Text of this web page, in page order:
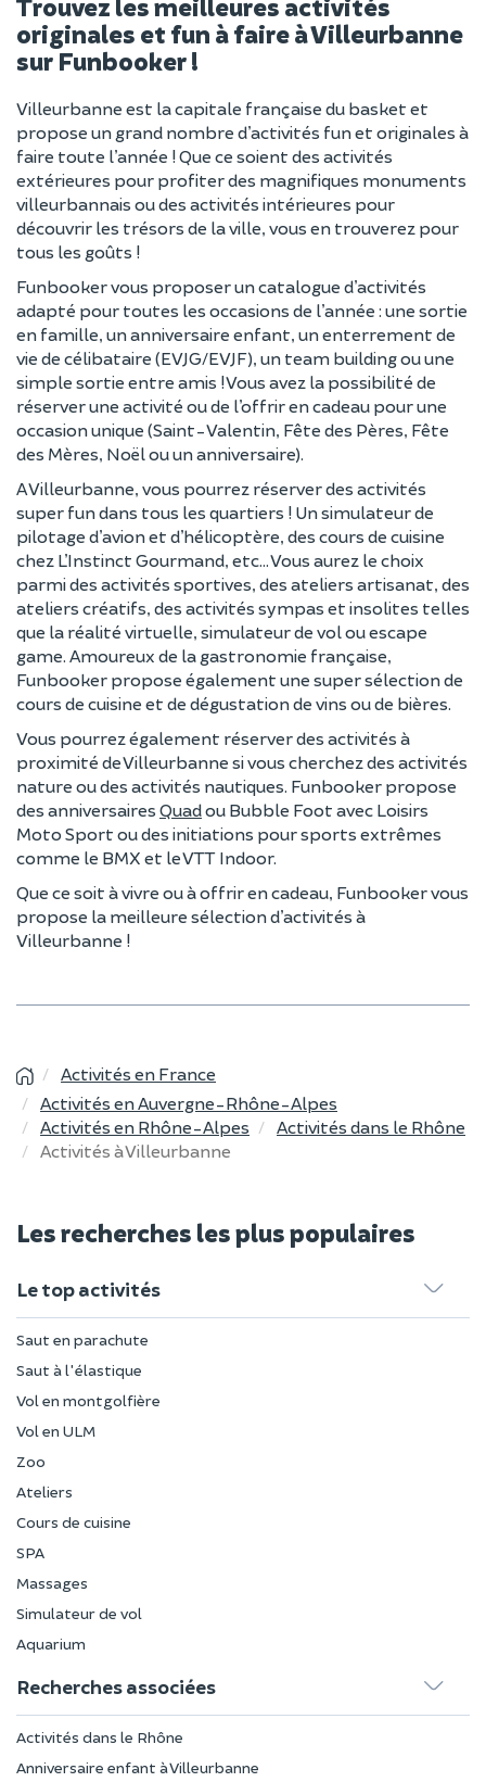
Trouvez les meilleures activités
originales et fun à faire à Villeurbanne
sur Funbooker !
Villeurbanne est la capitale française du basket et
propose un grand nombre d’activités fun et originales à
faire toute l’année ! Que ce soient des activités
extérieures pour profiter des magnifiques monuments
villeurbannais ou des activités intérieures pour
découvrir les trésors de la ville, vous en trouverez pour
tous les goûts !
Funbooker vous proposer un catalogue d’activités
adapté pour toutes les occasions de l’année : une sortie
en famille, un anniversaire enfant, un enterrement de
vie de célibataire (EVJG/EVJF), un team building ou une
simple sortie entre amis ! Vous avez la possibilité de
réserver une activité ou de l’offrir en cadeau pour une
occasion unique (Saint-Valentin, Fête des Pères, Fête
des Mères, Noël ou un anniversaire).
A Villeurbanne, vous pourrez réserver des activités
super fun dans tous les quartiers ! Un simulateur de
pilotage d’avion et d’hélicoptère, des cours de cuisine
chez L’Instinct Gourmand, etc… Vous aurez le choix
parmi des activités sportives, des ateliers artisanat, des
ateliers créatifs, des activités sympas et insolites telles
que la réalité virtuelle, simulateur de vol ou escape
game. Amoureux de la gastronomie française,
Funbooker propose également une super sélection de
cours de cuisine et de dégustation de vins ou de bières.
Vous pourrez également réserver des activités à
proximité de Villeurbanne si vous cherchez des activités
nature ou des activités nautiques. Funbooker propose
des anniversaires Quadou Bubble Foot avec Loisirs
Moto Sport ou des initiations pour sports extrêmes
comme le BMX et le VTT Indoor.
Que ce soit à vivre ou à offrir en cadeau, Funbooker vous
propose la meilleure sélection d’activités à
Villeurbanne !
Activités en France
Activités en Auvergne-Rhône-Alpes
Activités en Rhône-Alpes
Activités dans le Rhône
Activités à Villeurbanne
Les recherches les plus populaires
Le top activités
Saut en parachute
Saut à l'élastique
Vol en montgolfière
Vol en ULM
Zoo
Ateliers
Cours de cuisine
SPA
Massages
Simulateur de vol
Aquarium
Recherches associées
Activités dans le Rhône
Anniversaire enfant à Villeurbanne